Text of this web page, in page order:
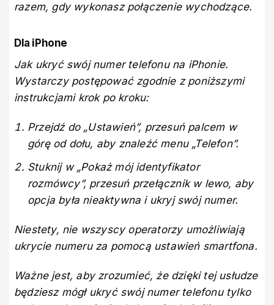
razem, gdy wykonasz połączenie wychodzące.
Dla iPhone
Jak ukryć swój numer telefonu na iPhonie.
Wystarczy postępować zgodnie z poniższymi
instrukcjami krok po kroku:
Przejdź do „Ustawień”, przesuń palcem w
górę od dołu, aby znaleźć menu „Telefon”.
Stuknij w „Pokaż mój identyfikator
rozmówcy”, przesuń przełącznik w lewo, aby
opcja była nieaktywna i ukryj swój numer.
Niestety, nie wszyscy operatorzy umożliwiają
ukrycie numeru za pomocą ustawień smartfona.
Ważne jest, aby zrozumieć, że dzięki tej usłudze
będziesz mógł ukryć swój numer telefonu tylko